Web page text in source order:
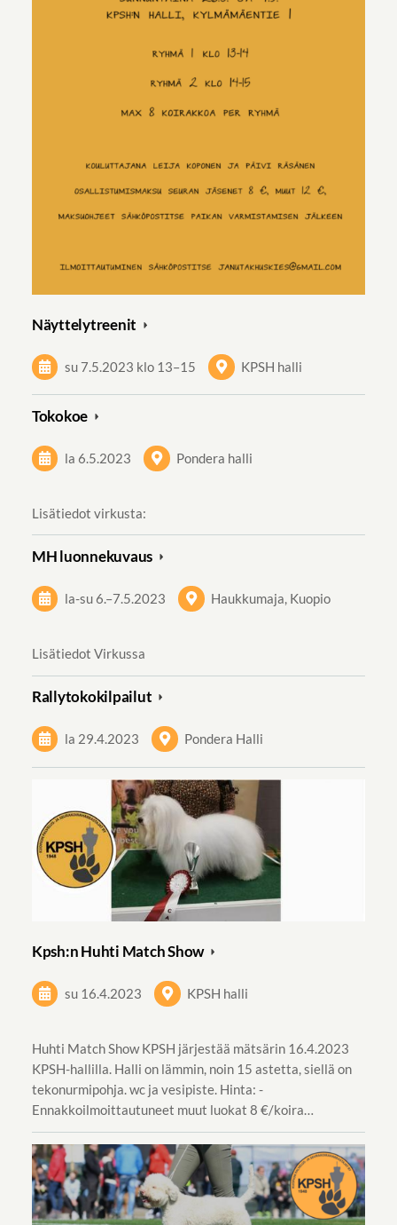
Näyttelytreenit
su 7.5.2023 klo 13–15 KPSH halli
Tokokoe
la 6.5.2023 Pondera halli
Lisätiedot virkusta:
MH luonnekuvaus
la-su 6.–7.5.2023 Haukkumaja, Kuopio
Lisätiedot Virkussa⁠⁠⁠⁠⁠⁠⁠
Rallytokokilpailut
la 29.4.2023 Pondera Halli
Kpsh:n Huhti Match Show
su 16.4.2023 KPSH halli
Huhti Match Show KPSH järjestää mätsärin 16.4.2023
KPSH-hallilla. Halli on lämmin, noin 15 astetta, siellä on
tekonurmipohja. wc ja vesipiste. Hinta: -
Ennakkoilmoittautuneet muut luokat 8 €/koira…